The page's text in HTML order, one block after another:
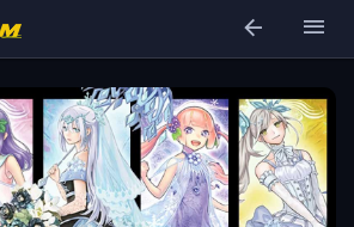
arrow_back menu